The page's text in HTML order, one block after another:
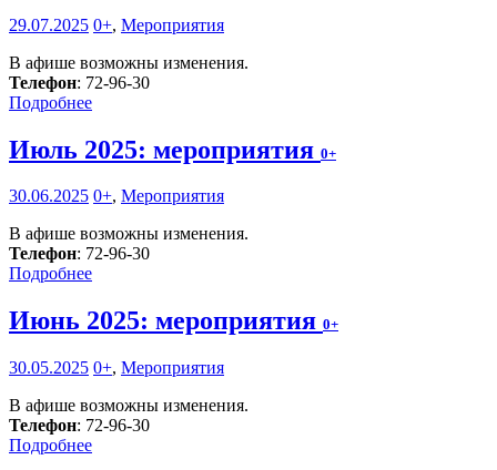
29.07.2025 0+, Мероприятия
В афише возможны изменения.
Телефон: 72-96-30
Подробнее
Июль 2025: мероприятия 0+
30.06.2025 0+, Мероприятия
В афише возможны изменения.
Телефон: 72-96-30
Подробнее
Июнь 2025: мероприятия 0+
30.05.2025 0+, Мероприятия
В афише возможны изменения.
Телефон: 72-96-30
Подробнее